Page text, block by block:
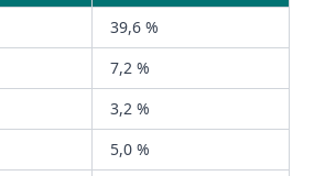
39,6 %
7,2 %
3,2 %
5,0 %